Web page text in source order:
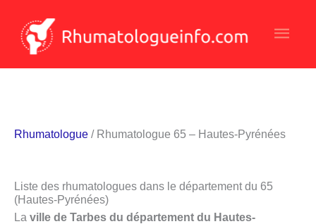
contenu
Rhumatologue / Rhumatologue 65 – Hautes-Pyrénées
Liste des rhumatologues dans le département du 65
(Hautes-Pyrénées)
La ville de Tarbes du département du Hautes-